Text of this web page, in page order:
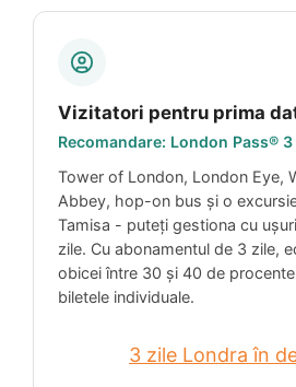
Vizitatori pentru prima
Recomandare: London Pass®
Tower of London, London Eye,
Abbey, hop-on bus și o
Tamisa - puteți gestiona cu
zile. Cu abonamentul de 3 zile,
obicei între 30 și 40 de
biletele individuale.
3 zile Londra în